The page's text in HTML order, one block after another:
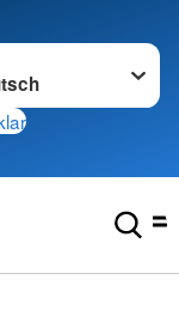
wechseln zu